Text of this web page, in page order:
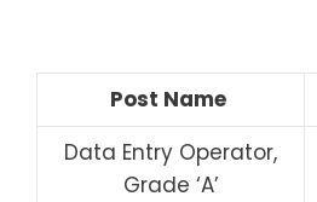
Post Name
Data Entry Operator,
Grade ‘A’